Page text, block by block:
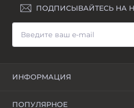
ПОДПИСЫВАЙТЕСЬ НА
ИНФОРМАЦИЯ
ПОПУЛЯРНОЕ